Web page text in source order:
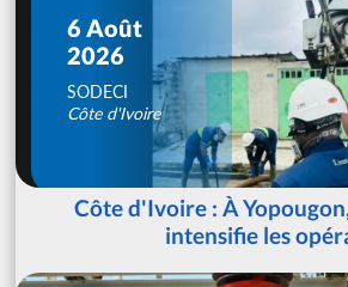
6 Août
2026
SODECI
Côte d'Ivoire
Côte d'Ivoire : À
intensifie les